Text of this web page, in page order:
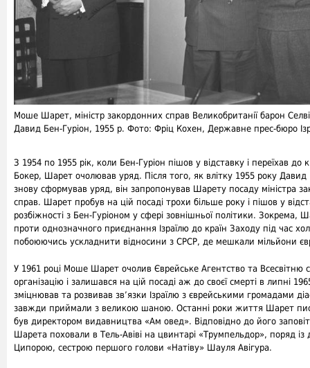
Моше Шарет, міністр закордонних справ Великобританії барон
Давид Бен-Гуріон, 1955 р. Фото: Фріц Кохен, Державне прес-бюро
З 1954 по 1955 рік, коли Бен-Гуріон пішов у відставку і переїхав до
Бокер, Шарет очолював уряд. Після того, як влітку 1955 року Давид
знову сформував уряд, він запропонував Шарету посаду міністра
справ. Шарет пробув на цій посаді трохи більше року і пішов у
розбіжності з Бен-Гуріоном у сфері зовнішньої політики. Зокрема,
проти однозначного приєднання Ізраїлю до країн Заходу під час
побоюючись ускладнити відносини з СРСР, де мешкали мільйони
У 1961 році Моше Шарет очолив Єврейське Агентство та Всесвітню
організацію і залишався на цій посаді аж до своєї смерті в липні
зміцнював та розвивав зв’язки Ізраїлю з єврейськими громадами
завжди приймали з великою шаною. Останні роки життя Шарет
був директором видавництва «Ам овед». Відповідно до його
Шарета поховали в Тель-Авіві на цвинтарі «Трумпельдор», поряд
Ципорою, сестрою першого голови «Натіву» Шауля Авігура.